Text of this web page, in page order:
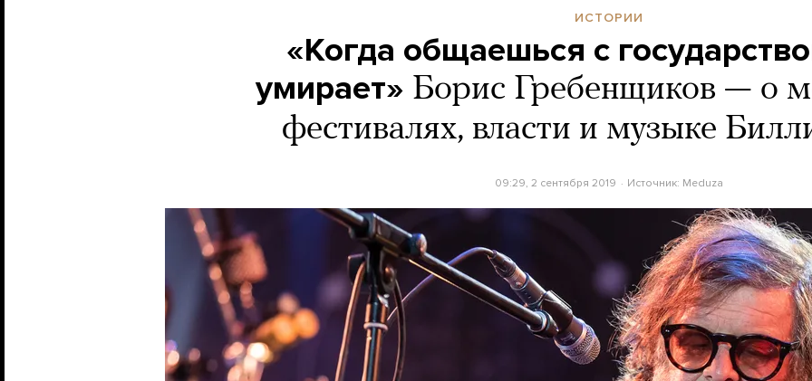
ИСТОРИИ
«Когда общаешься с
умирает» Борис Гребенщиков — о
фестивалях, власти и музыке
09:29, 2 сентября 2019 Источник: Meduza